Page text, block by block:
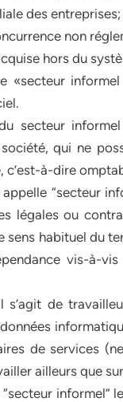
des
non
hors du
«secteur
secteur
qui ne
c’est-à-dire
appelle “secteur
légales ou
sens habituel du
vis-à-
s’agit de
de services
ailleurs que
informel”